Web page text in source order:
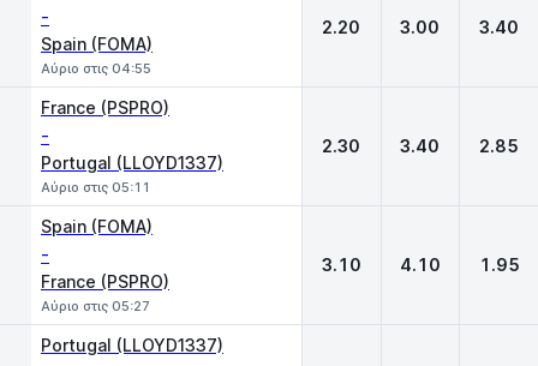
-
Spain (FOMA)
Αύριο στις 04:55
2.20 3.00 3.40
France (PSPRO)
-
Portugal (LLOYD1337)
Αύριο στις 05:11
2.30 3.40 2.85
Spain (FOMA)
-
France (PSPRO)
Αύριο στις 05:27
3.10 4.10 1.95
Portugal (LLOYD1337)